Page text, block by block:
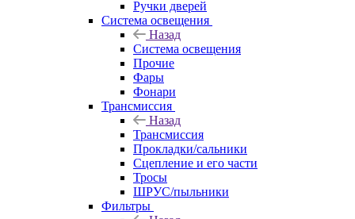
Ручки дверей
Система освещения
Назад
Система освещения
Прочие
Фары
Фонари
Трансмиссия
Назад
Трансмиссия
Прокладки/сальники
Сцепление и его части
Тросы
ШРУС/пыльники
Фильтры